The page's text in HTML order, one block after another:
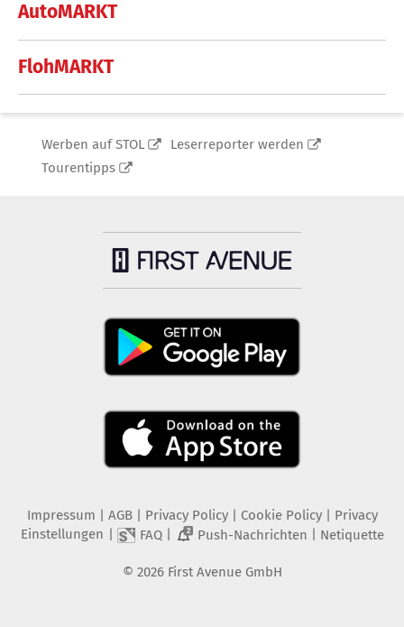
AutoMARKT
FlohMARKT
Werben auf STOL
Leserreporter werden
Tourentipps
Impressum AGB Privacy Policy| Cookie Policy| Privacy
Einstellungen
FAQ| 2 Push-Nachrichten Netiquette
© 2026 First Avenue GmbH